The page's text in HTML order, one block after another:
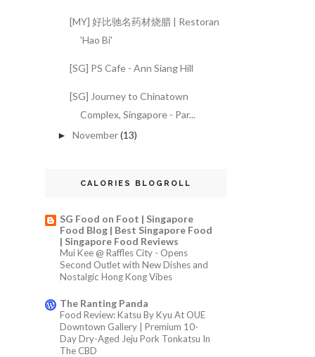
[MY] 好比驰名药材烧腊 | Restoran
'Hao Bi'
[SG] PS Cafe - Ann Siang Hill
[SG] Journey to Chinatown
Complex, Singapore - Par...
► November(13)
CALORIES BLOGROLL
SG Food on Foot | Singapore
Food Blog | Best Singapore Food
| Singapore Food Reviews
Mui Kee @ Raffles City - Opens
Second Outlet with New Dishes and
Nostalgic Hong Kong Vibes
The Ranting Panda
Food Review: Katsu By Kyu At OUE
Downtown Gallery | Premium 10-
Day Dry-Aged Jeju Pork Tonkatsu In
The CBD